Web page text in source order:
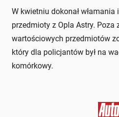
W kwietniu dokonał włamania
przedmioty z Opla Astry. Poza
wartościowych przedmiotów
który dla policjantów był na
komórkowy.